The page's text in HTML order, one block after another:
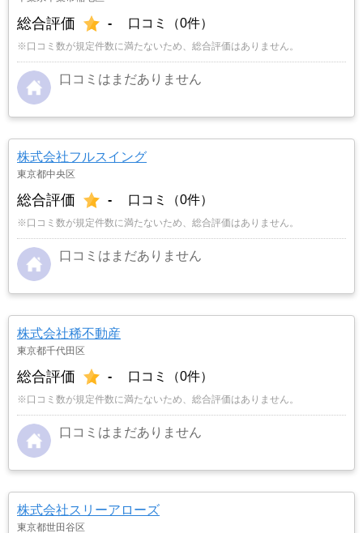
総合評価 - 口コミ（0件）
※口コミ数が規定件数に満たないため、総合評価はありません。
口コミはまだありません
株式会社フルスイング
東京都中央区
総合評価 - 口コミ（0件）
※口コミ数が規定件数に満たないため、総合評価はありません。
口コミはまだありません
株式会社稀不動産
東京都千代田区
総合評価 - 口コミ（0件）
※口コミ数が規定件数に満たないため、総合評価はありません。
口コミはまだありません
株式会社スリーアローズ
東京都世田谷区